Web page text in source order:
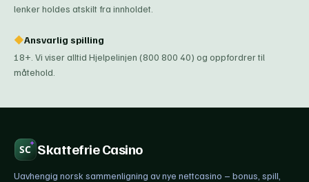
lenker holdes atskilt fra innholdet.
◆Ansvarlig spilling
18+. Vi viser alltid Hjelpelinjen (800 800 40) og oppfordrer til
måtehold.
Skattefrie Casino
Uavhengig norsk sammenligning av nye nettcasino – bonus, spill,